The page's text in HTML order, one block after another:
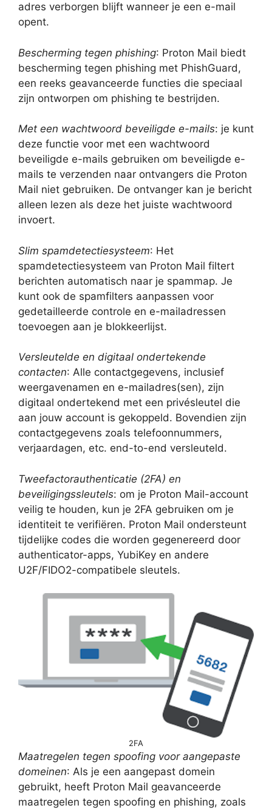
adres verborgen blijft wanneer je een e-mail
opent.
Bescherming tegen phishing: Proton Mail biedt
bescherming tegen phishing met PhishGuard,
een reeks geavanceerde functies die speciaal
zijn ontworpen om phishing te bestrijden.
Met een wachtwoord beveiligde e-mails: je kunt
deze functie voor met een wachtwoord
beveiligde e-mails gebruiken om beveiligde e-
mails te verzenden naar ontvangers die Proton
Mail niet gebruiken. De ontvanger kan je bericht
alleen lezen als deze het juiste wachtwoord
invoert.
Slim spamdetectiesysteem: Het
spamdetectiesysteem van Proton Mail filtert
berichten automatisch naar je spammap. Je
kunt ook de spamfilters aanpassen voor
gedetailleerde controle en e-mailadressen
toevoegen aan je blokkeerlijst.
Versleutelde en digitaal ondertekende
contacten: Alle contactgegevens, inclusief
weergavenamen en e-mailadres(sen), zijn
digitaal ondertekend met een privésleutel die
aan jouw account is gekoppeld. Bovendien zijn
contactgegevens zoals telefoonnummers,
verjaardagen, etc. end-to-end versleuteld.
Tweefactorauthenticatie (2FA) en
beveiligingssleutels: om je Proton Mail-account
veilig te houden, kun je 2FA gebruiken om je
identiteit te verifiëren. Proton Mail ondersteunt
tijdelijke codes die worden gegenereerd door
authenticator-apps, YubiKey en andere
U2F/FIDO2-compatibele sleutels.
2FA
Maatregelen tegen spoofing voor aangepaste
domeinen: Als je een aangepast domein
gebruikt, heeft Proton Mail geavanceerde
maatregelen tegen spoofing en phishing, zoals